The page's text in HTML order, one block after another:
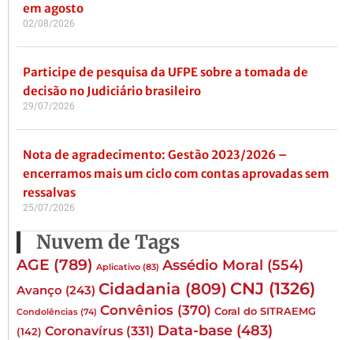
em agosto
02/08/2026
Participe de pesquisa da UFPE sobre a tomada de
decisão no Judiciário brasileiro
29/07/2026
Nota de agradecimento: Gestão 2023/2026 –
encerramos mais um ciclo com contas aprovadas sem
ressalvas
25/07/2026
Nuvem de Tags
AGE (789) Aplicativo (83) Assédio Moral (554)
Avanço (243) Cidadania (809) CNJ (1326)
Condolências (74) Convênios (370) Coral do SITRAEMG
(142) Coronavírus (331) Data-base (483)